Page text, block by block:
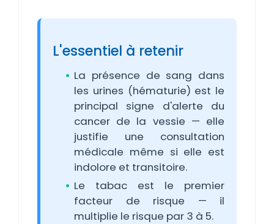
L'essentiel à retenir
La présence de sang dans
les urines (hématurie) est le
principal signe d'alerte du
cancer de la vessie — elle
justifie une consultation
médicale même si elle est
indolore et transitoire.
Le tabac est le premier
facteur de risque — il
multiplie le risque par 3 à 5.